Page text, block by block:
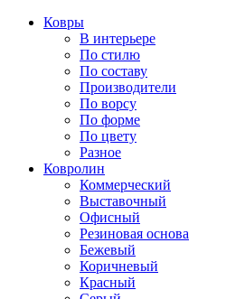
Ковры
В интерьере
По стилю
По составу
Производители
По ворсу
По форме
По цвету
Разное
Ковролин
Коммерческий
Выставочный
Офисный
Резиновая основа
Бежевый
Коричневый
Красный